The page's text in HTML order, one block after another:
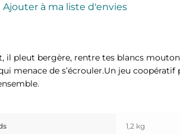
Ajouter à ma liste d'envies
il pleut bergère, rentre tes blancs
menace de s’écrouler.Un jeu
1,2 kg